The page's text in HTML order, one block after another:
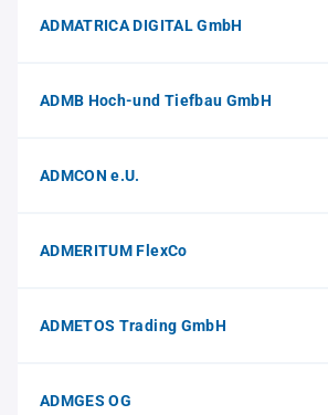
ADMATRICA DIGITAL GmbH
ADMB Hoch-und Tiefbau GmbH
ADMCON e.U.
ADMERITUM FlexCo
ADMETOS Trading GmbH
ADMGES OG